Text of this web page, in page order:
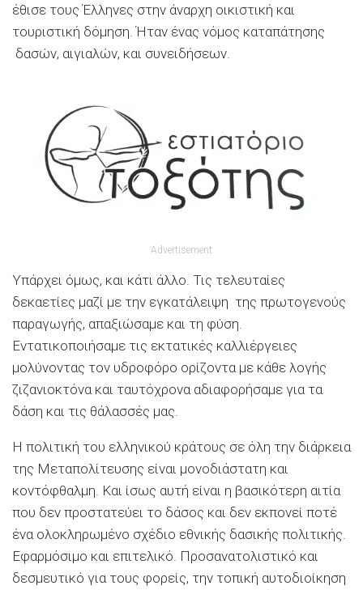
έθισε τους Έλληνες στην άναρχη οικιστική και
τουριστική δόμηση. Ήταν ένας νόμος καταπάτησης
δασών, αιγιαλών, και συνειδήσεων.
Advertisement
Υπάρχει όμως, και κάτι άλλο. Τις τελευταίες
δεκαετίες μαζί με την εγκατάλειψη της πρωτογενούς
παραγωγής, απαξιώσαμε και τη φύση.
Εντατικοποιήσαμε τις εκτατικές καλλιέργειες
μολύνοντας τον υδροφόρο ορίζοντα με κάθε λογής
ζιζανιοκτόνα και ταυτόχρονα αδιαφορήσαμε για τα
δάση και τις θάλασσές μας.
Η πολιτική του ελληνικού κράτους σε όλη την διάρκεια
της Μεταπολίτευσης είναι μονοδιάστατη και
κοντόφθαλμη. Και ίσως αυτή είναι η βασικότερη αιτία
που δεν προστατεύει το δάσος και δεν εκπονεί ποτέ
ένα ολοκληρωμένο σχέδιο εθνικής δασικής πολιτικής.
Εφαρμόσιμο και επιτελικό. Προσανατολιστικό και
δεσμευτικό για τους φορείς, την τοπική αυτοδιοίκηση